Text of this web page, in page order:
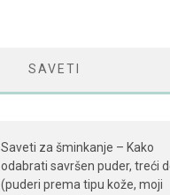
SAVETI
Saveti za šminkanje – Kako
odabrati savršen puder, treći
(puderi prema tipu kože, moji